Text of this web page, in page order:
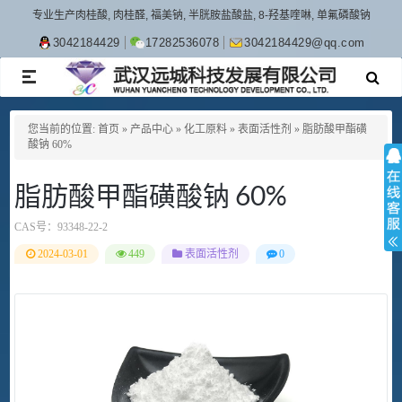
专业生产肉桂酸, 肉桂醛, 福美钠, 半胱胺盐酸盐, 8-羟基喹啉, 单氟磷酸钠
3042184429 17282536078 3042184429@qq.com
TOGGLE
NAVIGATION
您当前的位置: 首页 » 产品中心 » 化工原料 » 表面活性剂 » 脂肪酸甲酯磺
酸钠 60%
脂肪酸甲酯磺酸钠 60%
CAS号： 93348-22-2
2024-03-01 449 表面活性剂 0